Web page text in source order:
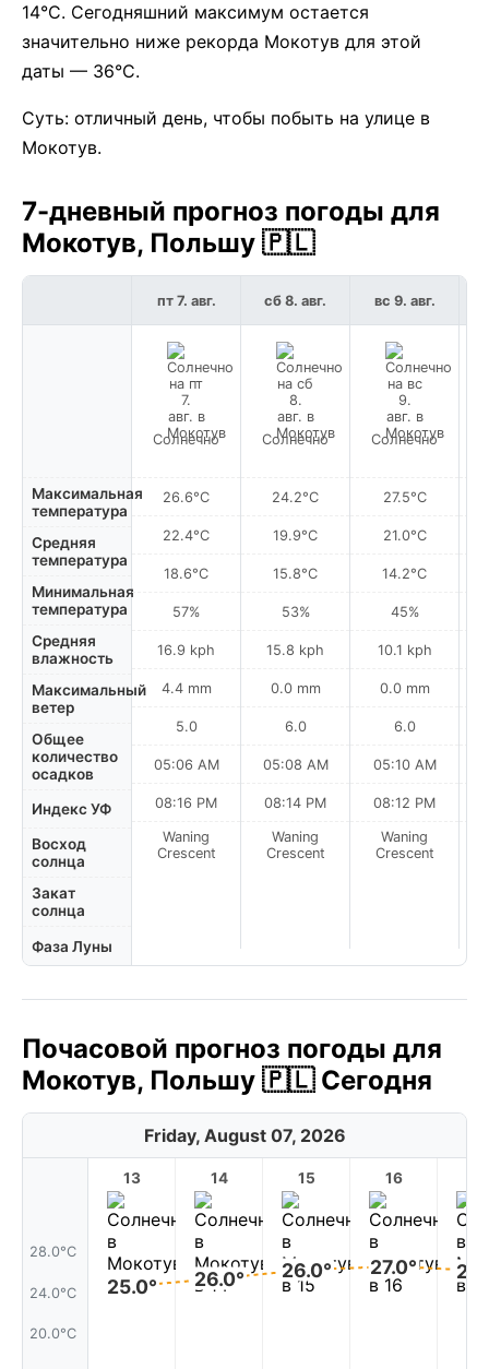
14°C. Сегодняшний максимум остается
значительно ниже рекорда Мокотув для этой
даты — 36°C.
Суть: отличный день, чтобы побыть на улице в
Мокотув.
7-дневный прогноз погоды для
Мокотув, Польшу 🇵🇱
Максимальная
температура
Средняя
температура
Минимальная
температура
Средняя
влажность
Максимальный
ветер
Общее
количество
осадков
Индекс УФ
Восход
солнца
Закат
солнца
Фаза Луны
пт 7. авг.
Солнечно
26.6°C
22.4°C
18.6°C
57%
16.9 kph
4.4 mm
5.0
05:06 AM
08:16 PM
Waning
Crescent
сб 8. авг.
Солнечно
24.2°C
19.9°C
15.8°C
53%
15.8 kph
0.0 mm
6.0
05:08 AM
08:14 PM
Waning
Crescent
вс 9. авг.
Солнечно
27.5°C
21.0°C
14.2°C
45%
10.1 kph
0.0 mm
6.0
05:10 AM
08:12 PM
Waning
Crescent
Почасовой прогноз погоды для
Мокотув, Польшу 🇵🇱 Сегодня
Friday, August 07, 2026
28.0°C
24.0°C
20.0°C
13
25.0°
14
26.0°
15
26.0°
16
27.0°